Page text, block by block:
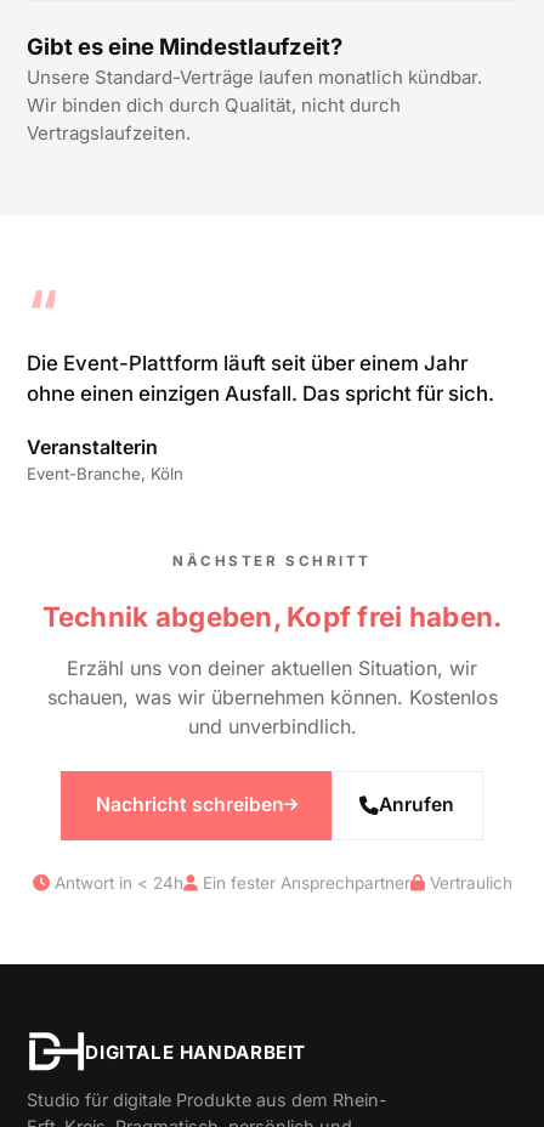
Gibt es eine Mindestlaufzeit?
Unsere Standard-Verträge laufen monatlich kündbar.
Wir binden dich durch Qualität, nicht durch
Vertragslaufzeiten.
“
Die Event-Plattform läuft seit über einem Jahr
ohne einen einzigen Ausfall. Das spricht für sich.
Veranstalterin
Event-Branche, Köln
NÄCHSTER SCHRITT
Technik abgeben, Kopf frei haben.
Erzähl uns von deiner aktuellen Situation, wir
schauen, was wir übernehmen können. Kostenlos
und unverbindlich.
Nachricht schreiben Anrufen
Antwort in < 24h Ein fester Ansprechpartner Vertraulich
DIGITALE HANDARBEIT
Studio für digitale Produkte aus dem Rhein-